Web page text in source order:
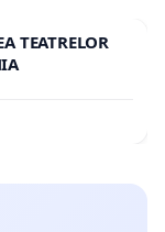
TEATRELOR